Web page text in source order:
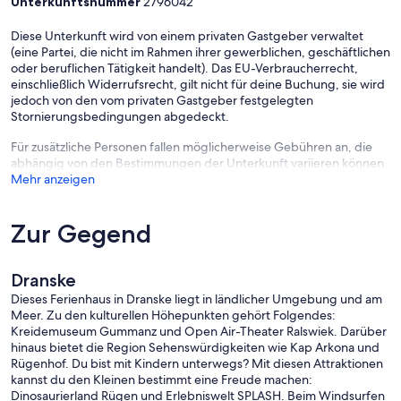
house-keeping. W-lan steht über einen giga-Coup zur Verfügung.
etc., nicht jedoch klassische Büroarbeit oder Fortbildungen mit
üblicherweise großen Datenvolumina. Dies wird nach Anschluß an
das bereits verlegte Glasfasernetz möglich sein, wir warten
wöchentlich dringend auf die Freischaltung.
Für Interessierte hier noch etwas zum historischen Hintergrund
unseres Hauses:
Jahrhunderte über Teile Mecklenburgs und Vorpommerns und
sicherte sich so die Vormachtstellung über den Ostseeraum. Die
Hansestädte Wismar und Stralsund galten als schwedische
Jahr 1712 fand im Rahmen des Großen Nordischen Krieges, 1700 -
1721, vor Rügen eine große Seeschlacht statt. Es triumphierte der
wandte sich das Blatt gegen ihn. Im Jahre 1721 endete der Große
Nordische Krieg. Vom ehemals Schwedisch-Pommern blieb der
schwedischen Krone nur noch die Insel Rügen und ein Gebiet
nördlich der Peene bis zum Wiener Kongreß 1815. Danach erhielt
Dänemark Schwedisch-Pommern und veräußerte es an Preußen
gegen das Herzogtum Lauenburg. Etwa im Jahre 1800, also noch
unter der Herrschaft der schwedischen Krone, wurde unser
Bauerngehöft (Bondgard) errichtet und blieb, allen Wirren und
Diese Unterkunft wird von einem privaten Gastgeber verwaltet
(eine Partei, die nicht im Rahmen ihrer gewerblichen, geschäftlichen
oder beruflichen Tätigkeit handelt). Das EU-Verbraucherrecht,
einschließlich Widerrufsrecht, gilt nicht für deine Buchung, sie wird
jedoch von den vom privaten Gastgeber festgelegten
Stornierungsbedingungen abgedeckt.
Für zusätzliche Personen fallen möglicherweise Gebühren an, die
abhängig von den Bestimmungen der Unterkunft variieren können.
Mehr anzeigen
Zur Gegend
Dranske
Dieses Ferienhaus in Dranske liegt in ländlicher Umgebung und am
Meer. Zu den kulturellen Höhepunkten gehört Folgendes:
Kreidemuseum Gummanz und Open Air-Theater Ralswiek. Darüber
hinaus bietet die Region Sehenswürdigkeiten wie Kap Arkona und
Rügenhof. Du bist mit Kindern unterwegs? Mit diesen Attraktionen
kannst du den Kleinen bestimmt eine Freude machen:
Dinosaurierland Rügen und Erlebniswelt SPLASH. Beim Windsurfen